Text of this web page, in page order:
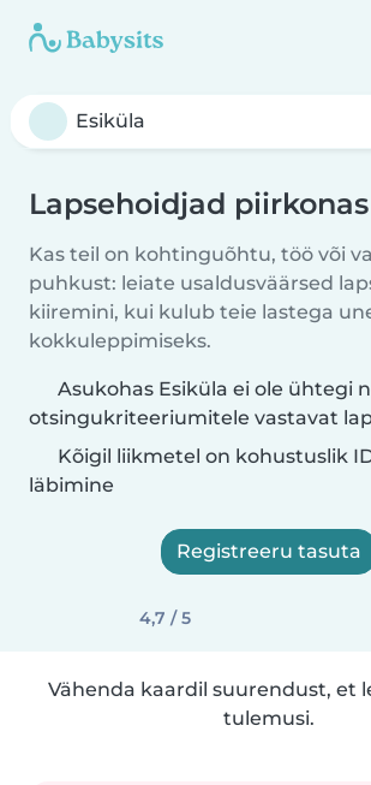
Lapsehoidjad
Kas teil on kohtinguõhtu, töö või
puhkust: leiate usaldusväärsed
kiiremini, kui kulub teie lastega
kokkuleppimiseks.
Asukohas Esiküla ei ole ühtegi
otsingukriteeriumitele vastavat
Kõigil liikmetel on kohustuslik
läbimine
Registreeru tasuta
4,7 / 5
Vähenda kaardil suurendust, et
tulemusi.